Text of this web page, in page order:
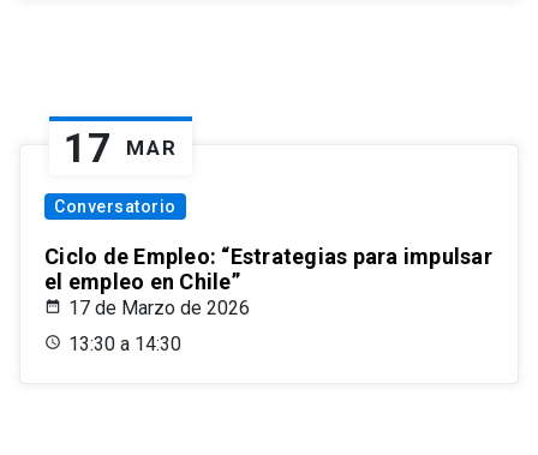
17 MAR
Conversatorio
Ciclo de Empleo: “Estrategias para impulsar
el empleo en Chile”
17 de Marzo de 2026
13:30 a 14:30